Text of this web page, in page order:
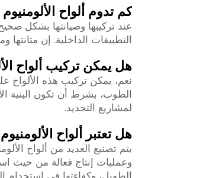
كم تدوم ألواح
التطبيقات الداخلية. إن
هل يمكن تركيب ألواح
نعم، يمكن تركيب هذه الألواح
الطوب، بشرط أن تكون البنية
لمشاريع التجديد.
هل تعتبر ألواح
يتم تصنيع العديد من ألواح
وعمليات إنتاج فعالة من حيث